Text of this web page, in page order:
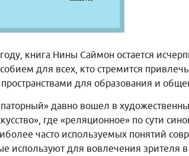
книга Нины Саймон остается
для всех, кто стремится
для образования и
давно вошел в
где «реляционное» по сути
часто используемых понятий
используют для вовлечения